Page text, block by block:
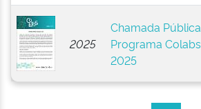
2025
Chamada Pública
Programa Colabs
2025